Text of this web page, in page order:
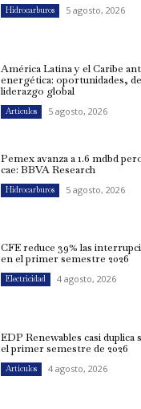
Hidrocarburos 5 agosto, 2026
América Latina y el Caribe
energética: oportunidades,
liderazgo global
Artículos 5 agosto, 2026
Pemex avanza a 1.6 mdbd
cae: BBVA Research
Hidrocarburos 5 agosto, 2026
CFE reduce 39% las
en el primer semestre 2026
Electricidad 4 agosto, 2026
EDP Renewables casi duplica
el primer semestre de 2026
Artículos 4 agosto, 2026